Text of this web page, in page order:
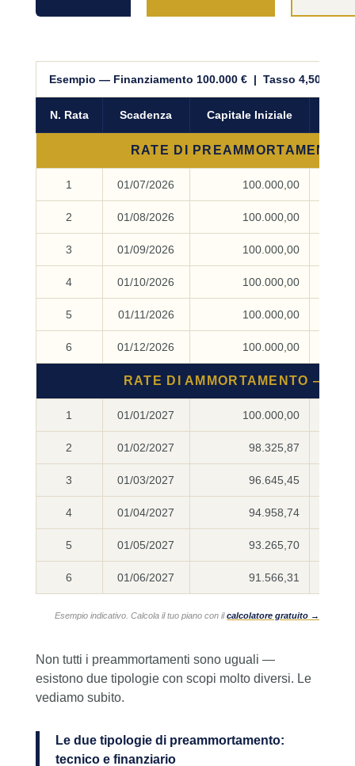
Esempio — Finanziamento 100.000 € | Tasso 4,50% | 6
N. Rata Scadenza Capitale Iniziale
RATE DI
1 01/07/2026 100.000,00
2 01/08/2026 100.000,00
3 01/09/2026 100.000,00
4 01/10/2026 100.000,00
5 01/11/2026 100.000,00
6 01/12/2026 100.000,00
RATE DI AMMORTAMENTO —
1 01/01/2027 100.000,00
2 01/02/2027 98.325,87
3 01/03/2027 96.645,45
4 01/04/2027 94.958,74
5 01/05/2027 93.265,70
6 01/06/2027 91.566,31
Esempio indicativo. Calcola il tuo piano con ilcalcolatore gratuito →
Non tutti i preammortamenti sono uguali —
esistono due tipologie con scopi molto diversi. Le
vediamo subito.
Le due tipologie di preammortamento:
tecnico e finanziario